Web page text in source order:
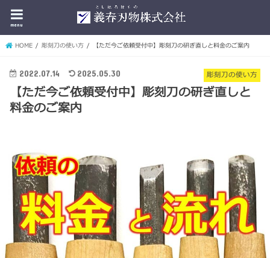
menu
HOME 彫刻刀の使い方 【ただ今ご依頼受付中】彫刻刀の研ぎ直しと料金のご案内
彫刻刀の使い方
2022.07.14 2025.05.30
【ただ今ご依頼受付中】彫刻刀の研ぎ直しと
料金のご案内